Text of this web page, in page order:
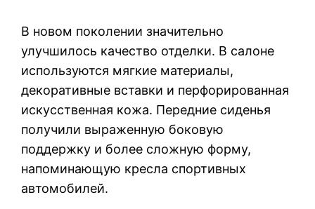
В новом поколении значительно
улучшилось качество отделки. В салоне
используются мягкие материалы,
декоративные вставки и перфорированная
искусственная кожа. Передние сиденья
получили выраженную боковую
поддержку и более сложную форму,
напоминающую кресла спортивных
автомобилей.